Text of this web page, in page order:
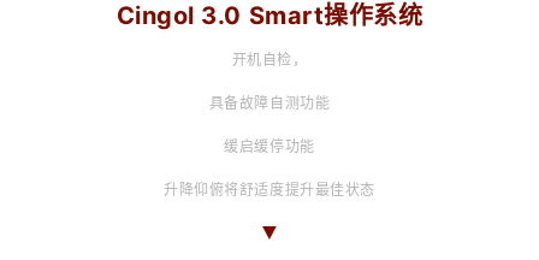
Cingol 3.0 Smart操作系统
开机自检，
具备故障自测功能
缓启缓停功能
升降仰俯将舒适度提升最佳状态
▼